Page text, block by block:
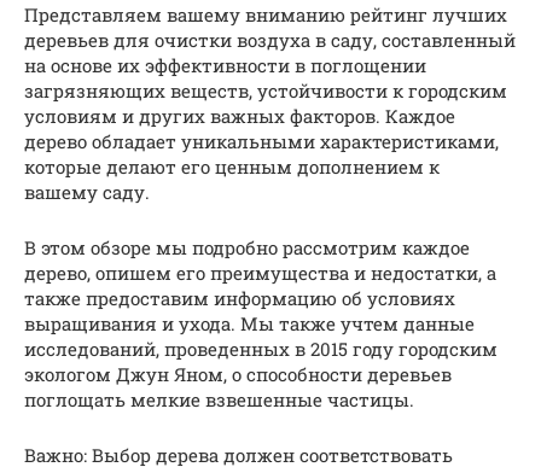
Представляем вашему вниманию рейтинг лучших
деревьев для очистки воздуха в саду, составленный
на основе их эффективности в поглощении
загрязняющих веществ, устойчивости к городским
условиям и других важных факторов. Каждое
дерево обладает уникальными характеристиками,
которые делают его ценным дополнением к
вашему саду.
В этом обзоре мы подробно рассмотрим каждое
дерево, опишем его преимущества и недостатки, а
также предоставим информацию об условиях
выращивания и ухода. Мы также учтем данные
исследований, проведенных в 2015 году городским
экологом Джун Яном, о способности деревьев
поглощать мелкие взвешенные частицы.
Важно: Выбор дерева должен соответствовать